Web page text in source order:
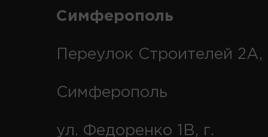
Симферополь
Переулок Строителей 2А,
Симферополь
ул. Федоренко 1В, г.